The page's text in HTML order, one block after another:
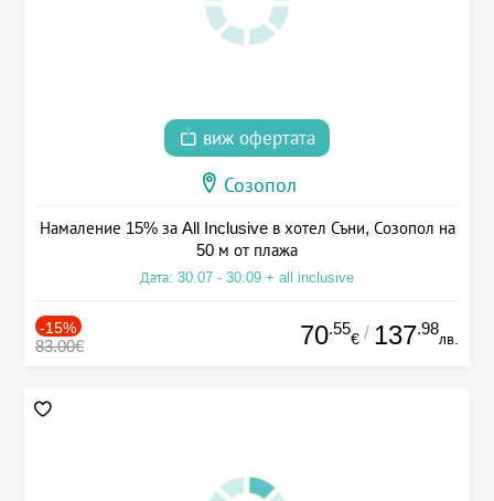
виж офертата
Созопол
Намаление 15% за All Inclusive в хотел Съни, Созопол на
50 м от плажа
Дата: 30.07 - 30.09 + all inclusive
-15%
83.00€ 70.55
€ / 137.98
лв.